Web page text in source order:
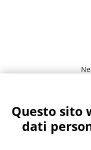
Questo sito
dati